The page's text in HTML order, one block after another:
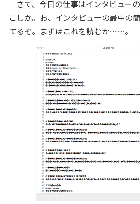
さて、今日の仕事はインタビュー
こしか。お、インタビューの最中の
てるぞ。まずはこれを読むか……。